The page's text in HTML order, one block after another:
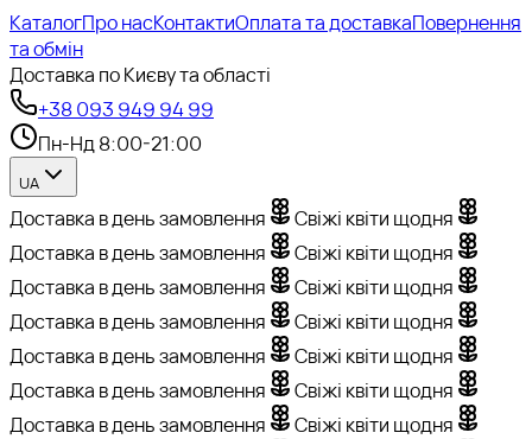
КаталогПро насКонтактиОплата та доставкаПовернення
та обмін
Доставка по Києву та області
+38 093 949 94 99
Пн-Нд 8:00-21:00
UA
Доставка в день замовлення
Свіжі квіти щодня
Доставка в день замовлення
Свіжі квіти щодня
Доставка в день замовлення
Свіжі квіти щодня
Доставка в день замовлення
Свіжі квіти щодня
Доставка в день замовлення
Свіжі квіти щодня
Доставка в день замовлення
Свіжі квіти щодня
Доставка в день замовлення
Свіжі квіти щодня